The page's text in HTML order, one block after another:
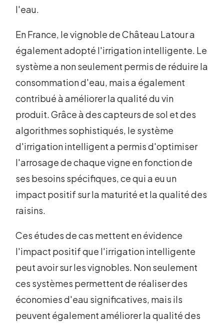
l'eau.
En France, le vignoble de Château Latour a
également adopté l'irrigation intelligente. Le
système a non seulement permis de réduire la
consommation d'eau, mais a également
contribué à améliorer la qualité du vin
produit. Grâce à des capteurs de sol et des
algorithmes sophistiqués, le système
d'irrigation intelligent a permis d'optimiser
l'arrosage de chaque vigne en fonction de
ses besoins spécifiques, ce qui a eu un
impact positif sur la maturité et la qualité des
raisins.
Ces études de cas mettent en évidence
l'impact positif que l'irrigation intelligente
peut avoir sur les vignobles. Non seulement
ces systèmes permettent de réaliser des
économies d'eau significatives, mais ils
peuvent également améliorer la qualité des